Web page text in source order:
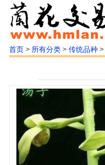
首页 > 所有分类 > 传统品种 >